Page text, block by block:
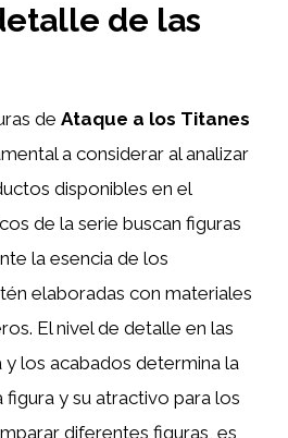
de las
de Ataque a los Titanes
a considerar al analizar
disponibles en el
de la serie buscan figuras
la esencia de los
elaboradas con materiales
El nivel de detalle en las
y los acabados determina la
figura y su atractivo para los
diferentes figuras, es